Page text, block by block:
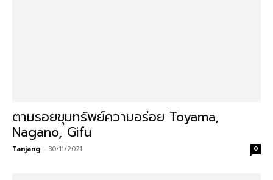
ตามรอยขุมทรัพย์ความอร่อย Toyama,
Nagano, Gifu
Tanjang - 30/11/2021 0